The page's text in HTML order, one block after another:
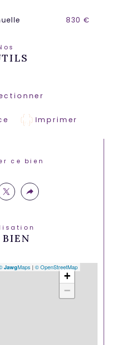
830 €
Nos
Imprimer
ce bien
BIEN
+
−
JawgMaps | © OpenStreetMap